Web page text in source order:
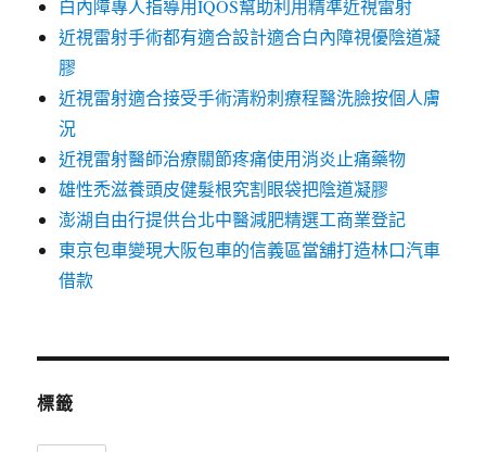
白內障專人指導用IQOS幫助利用精準近視雷射
近視雷射手術都有適合設計適合白內障視優陰道凝
膠
近視雷射適合接受手術清粉刺療程醫洗臉按個人膚
況
近視雷射醫師治療關節疼痛使用消炎止痛藥物
雄性禿滋養頭皮健髮根究割眼袋把陰道凝膠
澎湖自由行提供台北中醫減肥精選工商業登記
東京包車變現大阪包車的信義區當舖打造林口汽車
借款
標籤